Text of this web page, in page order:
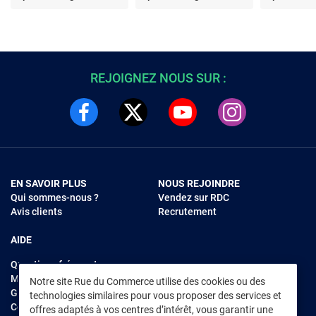
Notre site Rue du Commerce utilise des cookies ou des
technologies similaires pour vous proposer des services et
offres adaptés à vos centres d’intérêt, vous garantir une
REJOIGNEZ NOUS SUR :
EN SAVOIR PLUS
Qui sommes-nous ?
Avis clients
AIDE
Questions fréquentes
Modes de règlements
Garantie et retours
Contacter Rue du Commerce
NOUS REJOINDRE
Vendez sur RDC
Recrutement